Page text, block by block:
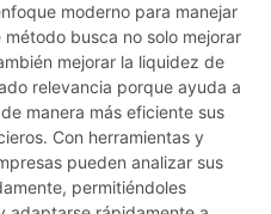
moderno para manejar
busca no solo mejorar
mejorar la liquidez de
relevancia porque ayuda a
manera más eficiente sus
Con herramientas y
pueden analizar sus
permitiéndoles